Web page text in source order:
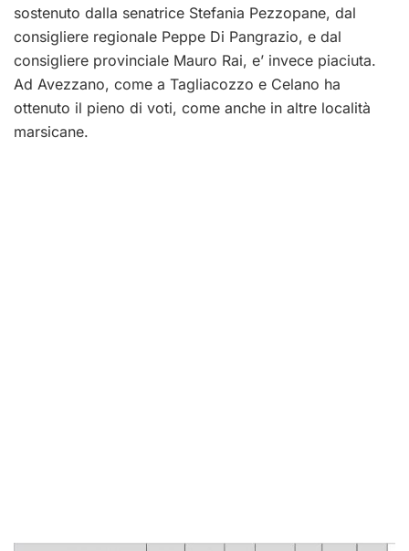
sostenuto dalla senatrice Stefania Pezzopane, dal
consigliere regionale Peppe Di Pangrazio, e dal
consigliere provinciale Mauro Rai, e’ invece piaciuta.
Ad Avezzano, come a Tagliacozzo e Celano ha
ottenuto il pieno di voti, come anche in altre località
marsicane.